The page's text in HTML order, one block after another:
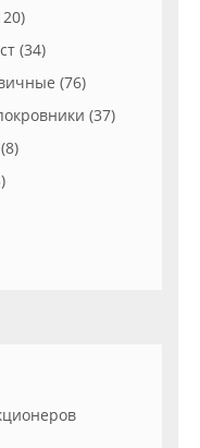
(34)
(76)
(37)